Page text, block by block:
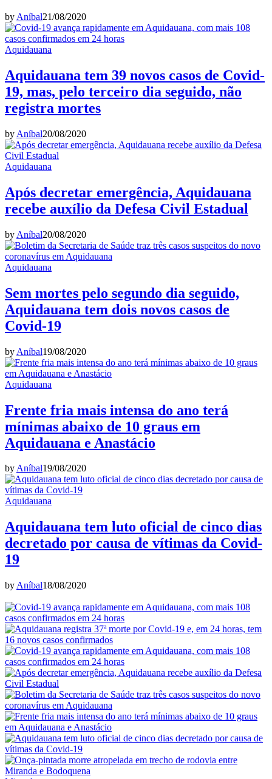
by Aníbal21/08/2020
Aquidauana
Aquidauana tem 39 novos casos de Covid-
19, mas, pelo terceiro dia seguido, não
registra mortes
by Aníbal20/08/2020
Aquidauana
Após decretar emergência, Aquidauana
recebe auxílio da Defesa Civil Estadual
by Aníbal20/08/2020
Aquidauana
Sem mortes pelo segundo dia seguido,
Aquidauana tem dois novos casos de
Covid-19
by Aníbal19/08/2020
Aquidauana
Frente fria mais intensa do ano terá
mínimas abaixo de 10 graus em
Aquidauana e Anastácio
byAníbal19/08/2020
Aquidauana
Aquidauana tem luto oficial de cinco dias
decretado por causa de vítimas da Covid-
19
by Aníbal18/08/2020